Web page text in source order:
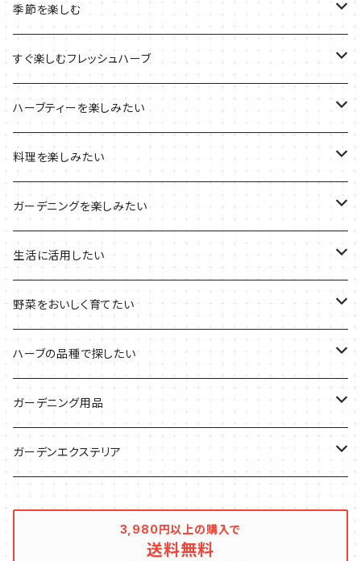
ルーツポーチの栽培キット
ブリキプランターの栽培キット
木製プランターの栽培キット
プラ製プランターの栽培キット
その他のプランターの栽培キット
農場長おすすめセット
おすすめの寄せ植え
季節を楽しむ
2022年のお正月
2022年の母の日
2021年の敬老の日
2021年のハロウィン
2021年のクリスマス
すぐ楽しむフレッシュハーブ
ハーブミックス
ハーブブーケ
フレッシュハーブ
ハーブティーを楽しみたい
ハーブティーの定番ハーブ
リラックスしたい時に
シャキッとしたい時に
デトックスに
気分で香りを楽しみたい
料理を楽しみたい
料理の定番ハーブ
イタリア料理に
魚料理に
BBQ・肉料理に
サラダに使いたい
秋植えで料理に
ガーデニングを楽しみたい
花を楽しみたい
カラーリーフ
ハーブガーデンづくりに
夏のハーブガーデンに
生活に活用したい
パーティーハーブ
インスタ映えハーブ
虫よけに使いたい
ハーブバスに
野菜をおいしく育てたい
トマトのコンパニオン
ジャガイモのコンパニオン
葉物野菜のコンパニオン
ハーブの品種で探したい
ミント・ハーブ苗
バジル・ハーブ苗
ガーデニング用品
その他
ガーデンエクステリア
3,980円以上の購入で
送料無料